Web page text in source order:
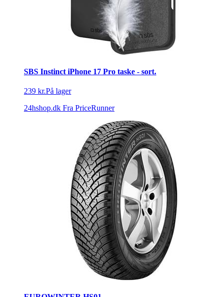
SBS Instinct iPhone 17 Pro taske - sort.
239 kr.På lager
24hshop.dk Fra PriceRunner